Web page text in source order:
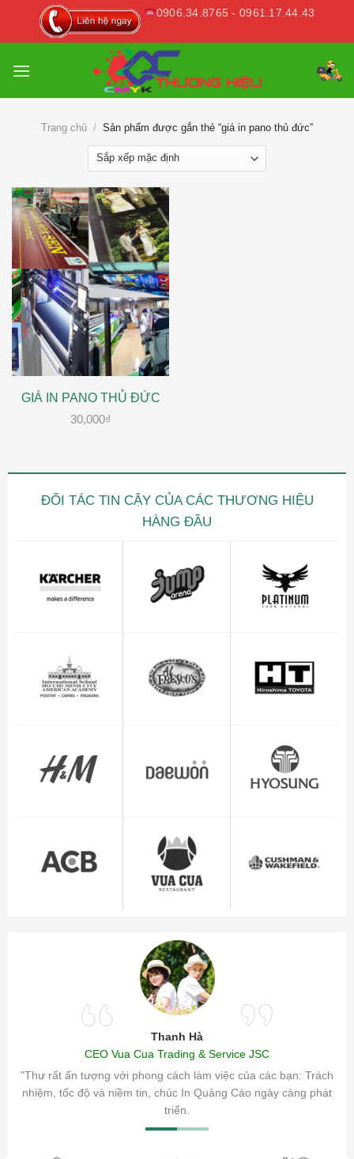
0906.34.8765 - 0961.17.44.43
Trang chủ / Sản phẩm được gắn thẻ “giá in pano thủ đức”
GIÁ IN PANO THỦ ĐỨC
30,000₫
ĐỐI TÁC TIN CẬY CỦA CÁC THƯƠNG HIỆU
HÀNG ĐẦU
Thanh Hà
CEO Vua Cua Trading & Service JSC
"Thư rất ấn tượng với phong cách làm việc của các bạn: Trách
nhiệm, tốc độ và niềm tin, chúc In Quảng Cáo ngày càng phát
triển.
sóc